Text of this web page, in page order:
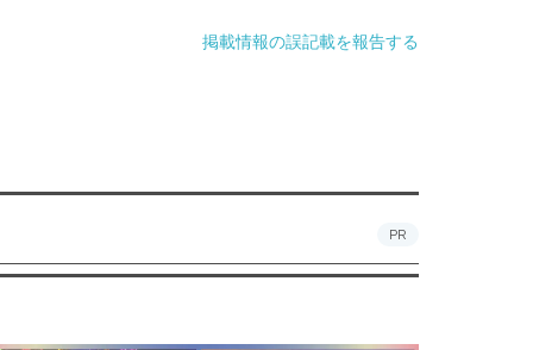
掲載情報の誤記載を報告する
PR